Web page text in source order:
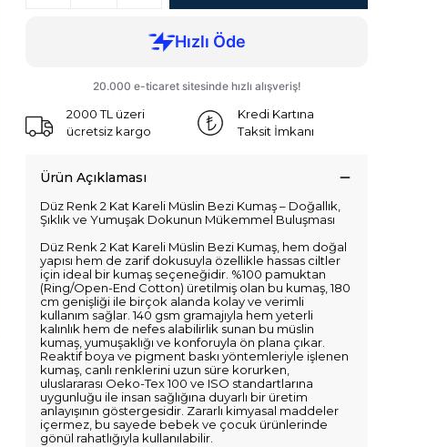
2000 TL üzeri
ücretsiz kargo
Kredi Kartına
Taksit İmkanı
Ürün Açıklaması
Düz Renk 2 Kat Kareli Müslin Bezi Kumaş – Doğallık,
Şıklık ve Yumuşak Dokunun Mükemmel Buluşması
Düz Renk 2 Kat Kareli Müslin Bezi Kumaş, hem doğal
yapısı hem de zarif dokusuyla özellikle hassas ciltler
için ideal bir kumaş seçeneğidir. %100 pamuktan
(Ring/Open-End Cotton) üretilmiş olan bu kumaş, 180
cm genişliği ile birçok alanda kolay ve verimli
kullanım sağlar. 140 gsm gramajıyla hem yeterli
kalınlık hem de nefes alabilirlik sunan bu müslin
kumaş, yumuşaklığı ve konforuyla ön plana çıkar.
Reaktif boya ve pigment baskı yöntemleriyle işlenen
kumaş, canlı renklerini uzun süre korurken,
uluslararası Oeko-Tex 100 ve ISO standartlarına
uygunluğu ile insan sağlığına duyarlı bir üretim
anlayışının göstergesidir. Zararlı kimyasal maddeler
içermez, bu sayede bebek ve çocuk ürünlerinde
gönül rahatlığıyla kullanılabilir.